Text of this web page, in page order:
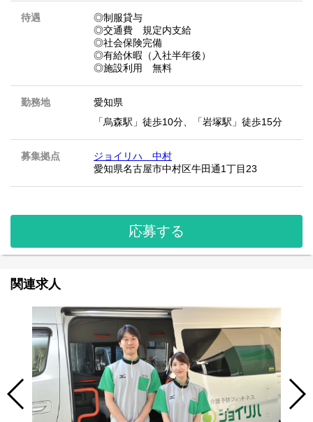
待遇
◎制服貸与
◎交通費 規定内支給
◎社会保険完備
◎有給休暇（入社半年後）
◎施設利用 無料
勤務地
愛知県
「烏森駅」徒歩10分、「岩塚駅」徒歩15分
募集拠点
ジョイリハ 中村
愛知県名古屋市中村区牛田通1丁目23
応募する
関連求人